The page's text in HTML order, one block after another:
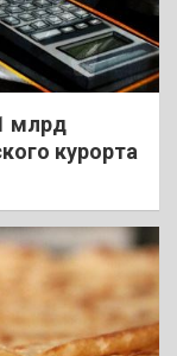
млрд
курорта